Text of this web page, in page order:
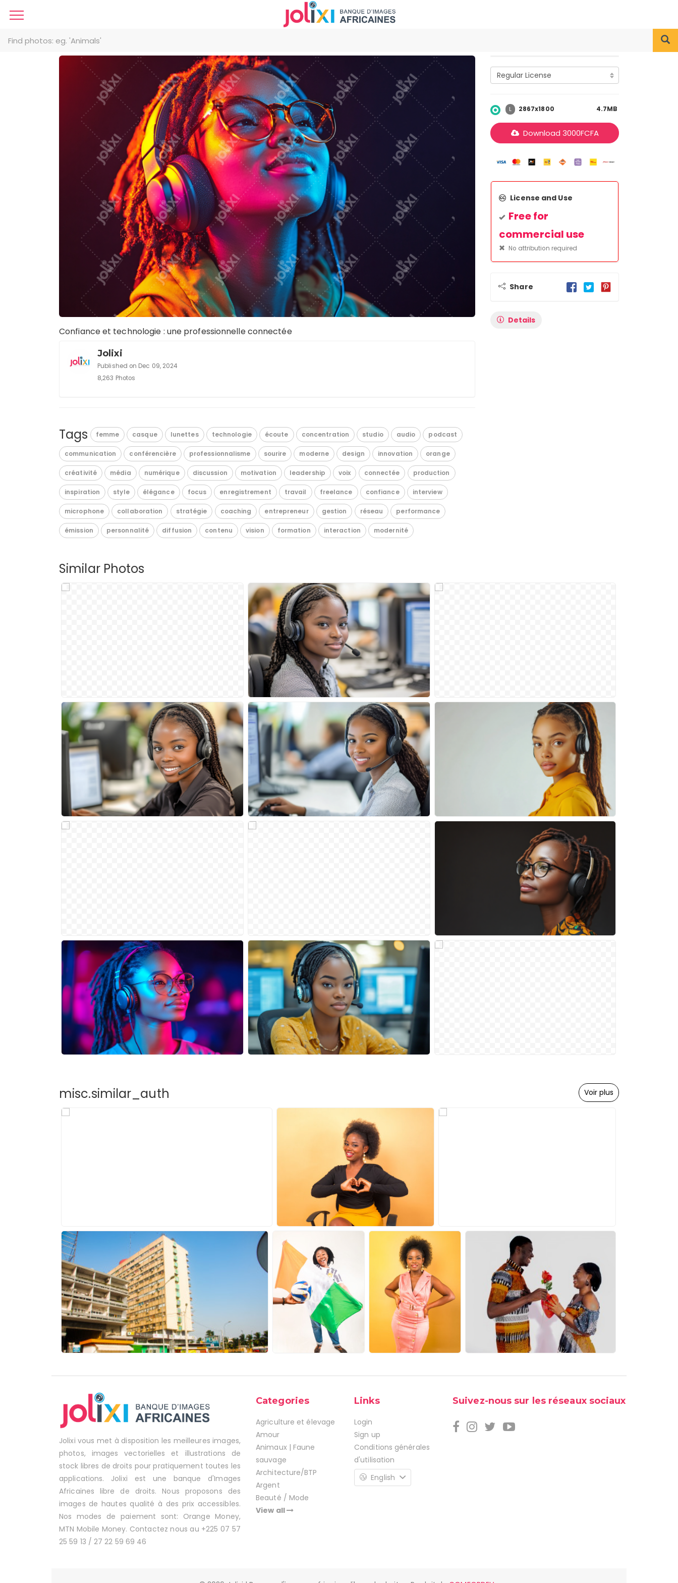
Confiance et technologie : une professionnelle connectée
Jolixi
Published on Dec 09, 2024
8,263 Photos
Tags femme casque lunettes technologie écoute concentration studio audio podcast
communication conférencière professionnalisme sourire moderne design innovation orange
créativité média numérique discussion motivation leadership voix connectée production
inspiration style élégance focus enregistrement travail freelance confiance interview
microphone collaboration stratégie coaching entrepreneur gestion réseau performance
émission personnalité diffusion contenu vision formation interaction modernité
L 2867x1800 4.7MB
Download 3000FCFA
License and Use
Free for
commercial use
No attribution required
Share
Details
Similar Photos
misc.similar_auth Voir plus
Jolixi vous met à disposition les meilleures images,
photos, images vectorielles et illustrations de
stock libres de droits pour pratiquement toutes les
applications. Jolixi est une banque d'Images
Africaines libre de droits. Nous proposons des
images de hautes qualité à des prix accessibles.
Nos modes de paiement sont: Orange Money,
MTN Mobile Money. Contactez nous au +225 07 57
25 59 13 / 27 22 59 69 46
Categories
Agriculture et élevage
Amour
Animaux | Faune
sauvage
Architecture/BTP
Argent
Beauté / Mode
View all
Links
Login
Sign up
Conditions générales
d'utilisation
English
Suivez-nous sur les réseaux sociaux